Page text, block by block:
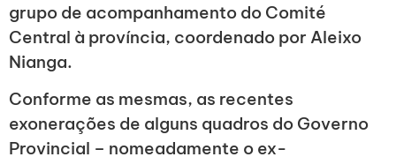
grupo de acompanhamento do Comité
Central à província, coordenado por Aleixo
Nianga.
Conforme as mesmas, as recentes
exonerações de alguns quadros do Governo
Provincial – nomeadamente o ex-